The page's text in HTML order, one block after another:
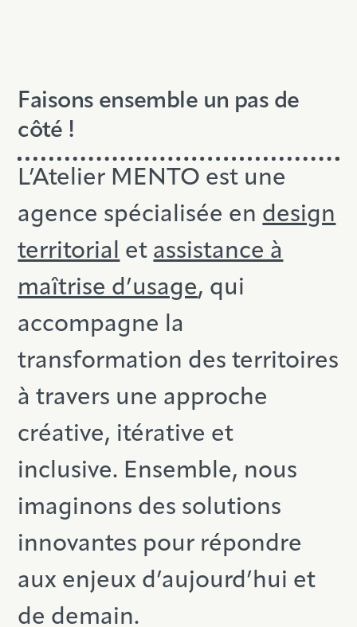
Faisons ensemble un pas de
côté !
L’Atelier MENTO est une
agence spécialisée en design
territorial et assistance à
maîtrise d’usage, qui
accompagne la
transformation des territoires
à travers une approche
créative, itérative et
inclusive. Ensemble, nous
imaginons des solutions
innovantes pour répondre
aux enjeux d’aujourd’hui et
de demain.